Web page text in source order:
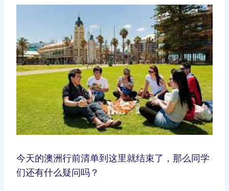
今天的澳洲行前清单到这里就结束了，那么同学
们还有什么疑问吗？